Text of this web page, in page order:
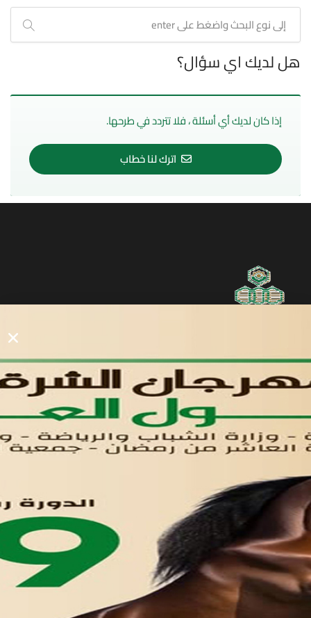
هل لديك اي سؤال؟
إذا كان لديك أي أسئلة ، فلا تتردد في طرحها.
اترك لنا خطاب
الأول
في مدينة العاشر من رمضان
لوحه التحكم
اتصل بنا
تواصل معنا
مدينة العاشر من رمضان
01221020029
055-4494429
055-4494406